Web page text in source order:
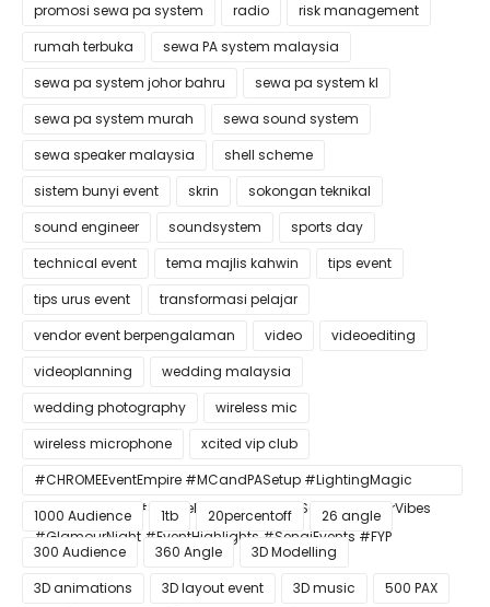
promosi sewa pa system
radio
risk management
rumah terbuka
sewa PA system malaysia
sewa pa system johor bahru
sewa pa system kl
sewa pa system murah
sewa sound system
sewa speaker malaysia
shell scheme
sistem bunyi event
skrin
sokongan teknikal
sound engineer
soundsystem
sports day
technical event
tema majlis kahwin
tips event
tips urus event
transformasi pelajar
vendor event berpengalaman
video
videoediting
videoplanning
wedding malaysia
wedding photography
wireless mic
wireless microphone
xcited vip club
#CHROMEEventEmpire #MCandPASetup #LightingMagic
#ConfettiBlast #SmokeEffect #ProEventSetup #DinnerVibes
#GlamourNight #EventHighlights #SenaiEvents #FYP
1000 Audience 1tb 20percentoff
26 angle
300 Audience
360 Angle
3D Modelling
3D animations
3D layout event 3D music
500 PAX